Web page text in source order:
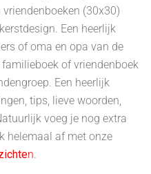
(30x30)
Een heerlijk
of oma en opa van de
of vriendenboek
Een heerlijk
tips, lieve woorden,
voeg je nog extra
helemaal af met onze
n.